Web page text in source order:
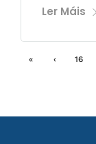
Ler Máis
« ‹ 16